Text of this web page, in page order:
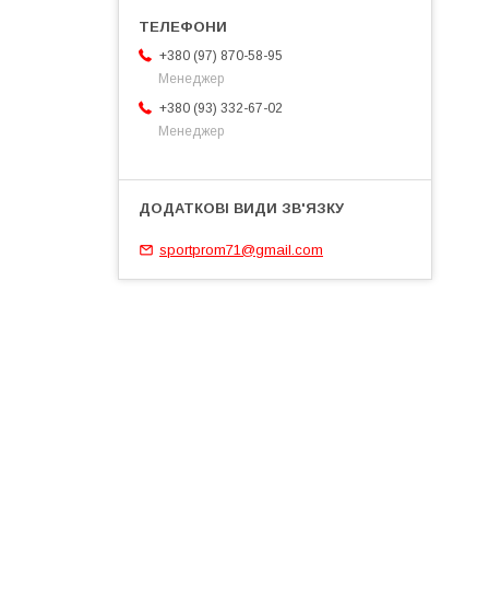
+380 (97) 870-58-95
Менеджер
+380 (93) 332-67-02
Менеджер
sportprom71@gmail.com